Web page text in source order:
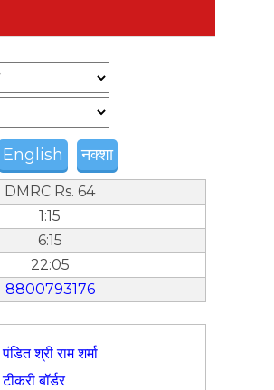
English नक्शा
DMRC Rs. 64
1:15
6:15
22:05
8800793176
पंडित श्री राम शर्मा
टीकरी बॉर्डर